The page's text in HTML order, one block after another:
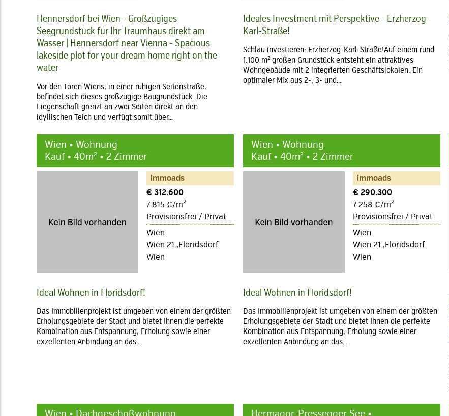
Hennersdorf bei Wien - Großzügiges
Seegrundstück für Ihr Traumhaus direkt am
Wasser | Hennersdorf near Vienna - Spacious
lakeside plot for your dream home right on the
water
Vor den Toren Wiens, in einer ruhigen Seitenstraße,
befindet sich dieses großzügige Baugrundstück. Die
Liegenschaft grenzt an zwei Seiten direkt an den
idyllischen Teich und verfügt somit über…
Ideales Investment mit Perspektive - Erzherzog-
Karl-Straße!
Schlau investieren: Erzherzog-Karl-Straße!Auf einem rund
1.100 m² großen Grundstück entsteht ein attraktives
Wohngebäude mit 2 integrierten Geschäftslokalen. Ein
optimaler Mix aus 2-, 3- und…
Wien • Wohnung
Kauf • 40m² • 2 Zimmer
immoads
€ 312.600
7.815 €/m2
Provisionsfrei / Privat
Wien
Wien 21.,Floridsdorf
Wien
Ideal Wohnen in Floridsdorf!
Das Immobilienprojekt ist umgeben von einem der größten
Erholungsgebiete der Stadt und bietet Ihnen die perfekte
Kombination aus Entspannung, Erholung sowie einer
exzellenten Anbindung an das…
Wien • Wohnung
Kauf • 40m² • 2 Zimmer
immoads
€ 290.300
7.258 €/m2
Provisionsfrei / Privat
Wien
Wien 21.,Floridsdorf
Wien
Ideal Wohnen in Floridsdorf!
Das Immobilienprojekt ist umgeben von einem der größten
Erholungsgebiete der Stadt und bietet Ihnen die perfekte
Kombination aus Entspannung, Erholung sowie einer
exzellenten Anbindung an das…